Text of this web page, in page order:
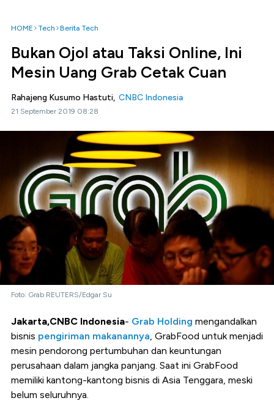
HOME Tech Berita Tech
Bukan Ojol atau Taksi Online, Ini
Mesin Uang Grab Cetak Cuan
Rahajeng Kusumo Hastuti, CNBC Indonesia
21 September 2019 08:28
Foto: Grab REUTERS/Edgar Su
Jakarta,CNBC Indonesia- Grab Holding mengandalkan
bisnis pengiriman makanannya , GrabFood untuk menjadi
mesin pendorong pertumbuhan dan keuntungan
perusahaan dalam jangka panjang. Saat ini GrabFood
memiliki kantong-kantong bisnis di Asia Tenggara, meski
belum seluruhnya.